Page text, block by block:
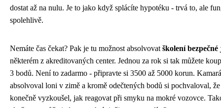
dostat až na nulu. Je to jako když splácíte hypotéku - trvá to, ale
spolehlivě.
Nemáte čas čekat? Pak je tu možnost absolvovat školení
některém z akreditovaných center. Jednou za rok si tak můžete
3 bodů. Není to zadarmo - připravte si 3500 až 5000 korun.
absolvoval loni v zimě a kromě odečtených bodů si pochvaloval,
konečně vyzkoušel, jak reagovat při smyku na mokré vozovce.